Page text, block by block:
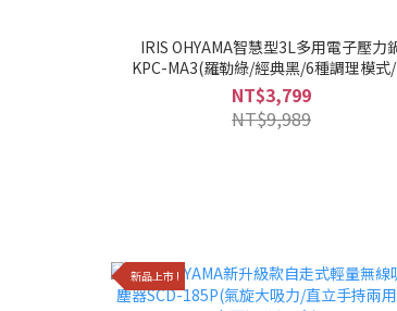
IRIS OHYAMA智慧型3L多用電子壓力
KPC-MA3(羅勒綠/經典黑/6種調理模式
合一)
NT$3,799
NT$9,989
新品上市 !